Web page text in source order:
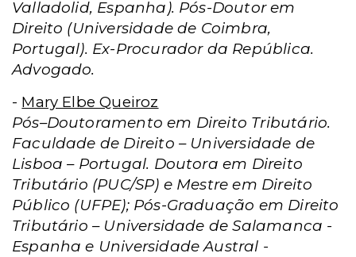
Valladolid, Espanha). Pós-Doutor em
Direito (Universidade de Coimbra,
Portugal). Ex-Procurador da República.
Advogado.
- Mary Elbe Queiroz
Pós–Doutoramento em Direito Tributário.
Faculdade de Direito – Universidade de
Lisboa – Portugal. Doutora em Direito
Tributário (PUC/SP) e Mestre em Direito
Público (UFPE); Pós-Graduação em Direito
Tributário – Universidade de Salamanca -
Espanha e Universidade Austral -